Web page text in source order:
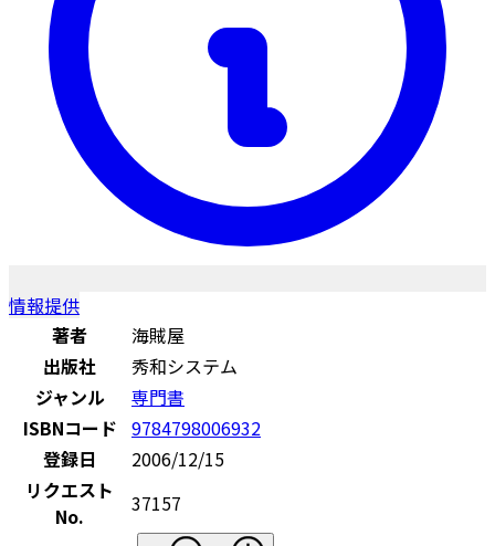
情報提供
著者
海賊屋
出版社
秀和システム
ジャンル
専門書
ISBNコード 9784798006932
登録日
2006/12/15
リクエスト
No.
37157